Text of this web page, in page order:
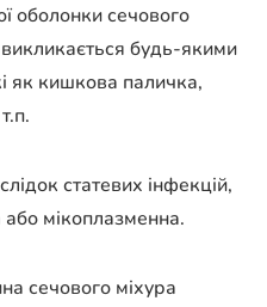
оболонки сечового
будь-якими
як кишкова паличка,
т.п.
статевих інфекцій,
мікоплазменна.
сечового міхура